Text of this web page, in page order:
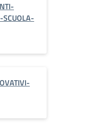
SCUOLA-